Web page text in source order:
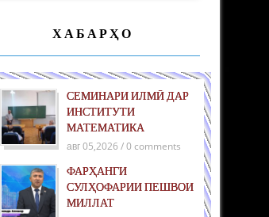
ХАБАРҲО
СЕМИНАРИ ИЛМӢ ДАР
ИНСТИТУТИ
МАТЕМАТИКА
авг 05,2026 / 0 comments
ФАРҲАНГИ
СУЛҲОФАРИИ ПЕШВОИ
МИЛЛАТ